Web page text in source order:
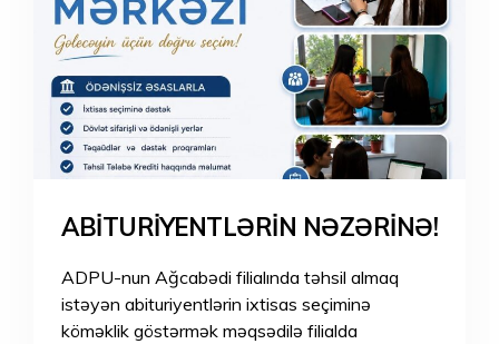
ABİTURİYENTLƏRİN NƏZƏRİNƏ!
ADPU-nun Ağcabədi filialında təhsil almaq
istəyən abituriyentlərin ixtisas seçiminə
köməklik göstərmək məqsədilə filialda